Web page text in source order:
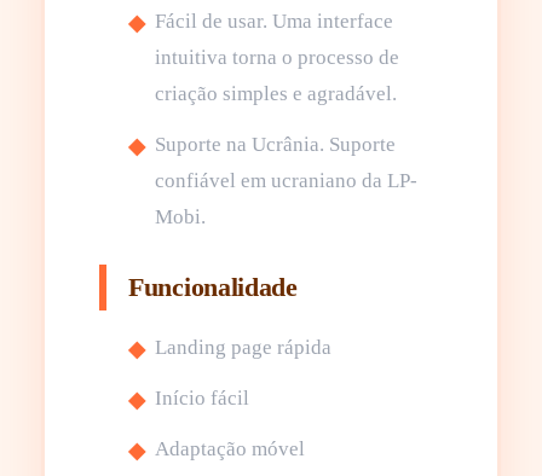
Fácil de usar. Uma interface
intuitiva torna o processo de
criação simples e agradável.
Suporte na Ucrânia. Suporte
confiável em ucraniano da LP-
Mobi.
Funcionalidade
Landing page rápida
Início fácil
Adaptação móvel